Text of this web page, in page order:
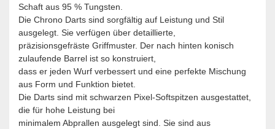
Schaft aus 95 % Tungsten.
Die Chrono Darts sind sorgfältig auf Leistung und Stil
ausgelegt. Sie verfügen über detaillierte,
präzisionsgefräste Griffmuster. Der nach hinten konisch
zulaufende Barrel ist so konstruiert,
dass er jeden Wurf verbessert und eine perfekte Mischung
aus Form und Funktion bietet.
Die Darts sind mit schwarzen Pixel-Softspitzen ausgestattet,
die für hohe Leistung bei
minimalem Abprallen ausgelegt sind. Sie sind aus